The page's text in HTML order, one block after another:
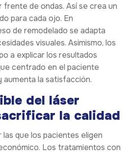
frente de ondas. Así se crea un
para cada ojo. En
de remodelado se adapta
visuales. Asimismo, los
a explicar los resultados
centrado en el paciente
aumenta la satisfacción.
del láser
la calidad
que los pacientes eligen
Los tratamientos con